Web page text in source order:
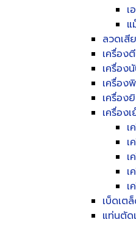
เ
แ
ลวดเสี
เครื่อง
เครื่อง
เครื่อง
เครื่อง
เครื่อง
เ
เ
เ
เ
เ
เบ็ดเต
แท่นตัด